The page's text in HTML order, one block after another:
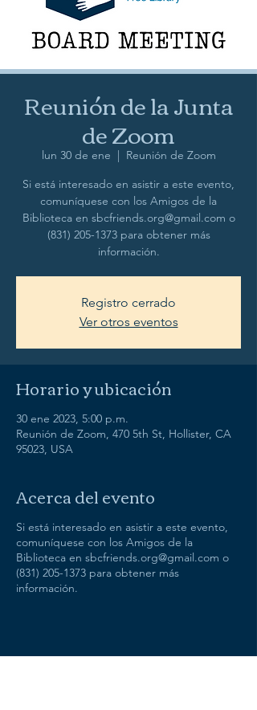
Reunión de la Junta
de Zoom
lun 30 de ene
  |
Reunión de Zoom
Si está interesado en asistir a este evento,
comuníquese con los Amigos de la
Biblioteca en sbcfriends.org@gmail.com o
(831) 205-1373 para obtener más
información.
Registro cerrado
Ver otros eventos
Horario y ubicación
30 ene 2023, 5:00 p.m.
Reunión de Zoom, 470 5th St, Hollister, CA
95023, USA
Acerca del evento
Si está interesado en asistir a este evento,
comuníquese con los Amigos de la
Biblioteca en sbcfriends.org@gmail.com o
(831) 205-1373 para obtener más
información.